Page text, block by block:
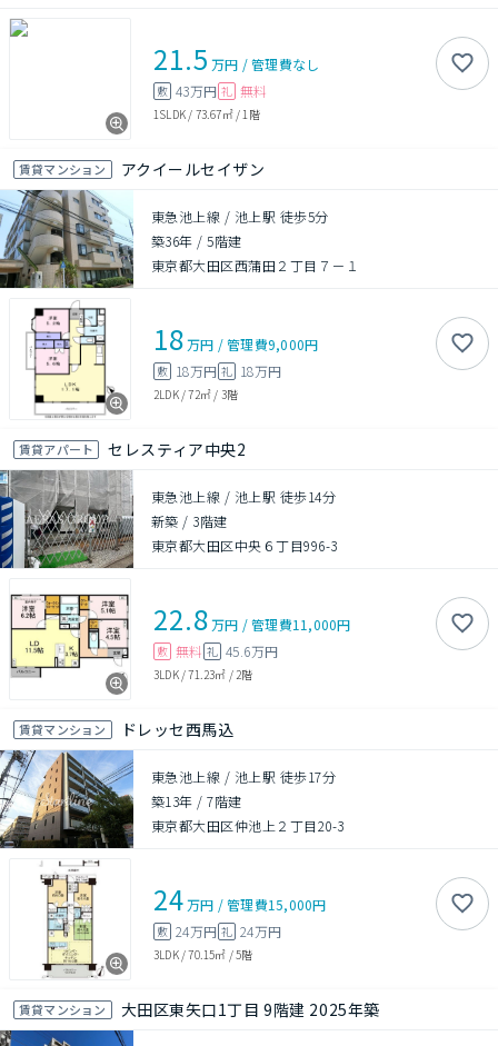
21.5 万円 /管理費なし
敷 43万円 礼 無料
1SLDK / 73.67㎡/ 1階
賃貸マンション アクイールセイザン
東急池上線 / 池上駅 徒歩5分
築36年 /5階建
東京都大田区西蒲田２丁目７－１
18万円 /管理費9,000円
敷 18万円 礼 18万円
2LDK/72㎡ / 3階
賃貸アパート セレスティア中央2
東急池上線 / 池上駅 徒歩14分
新築 / 3階建
東京都大田区中央６丁目996-3
22.8万円 /管理費11,000円
敷 無料 礼 45.6万円
3LDK/71.23㎡ / 2階
賃貸マンション ドレッセ西馬込
東急池上線 / 池上駅 徒歩17分
築13年 /7階建
東京都大田区仲池上２丁目20-3
24万円 /管理費15,000円
敷 24万円 礼 24万円
3LDK/70.15㎡ /5階
賃貸マンション 大田区東矢口1丁目 9階建 2025年築